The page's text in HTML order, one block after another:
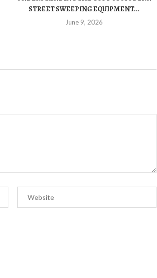
STREET SWEEPING EQUIPMENT...
June 9, 2026